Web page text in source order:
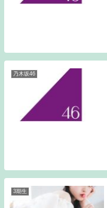
乃木坂46
3期生